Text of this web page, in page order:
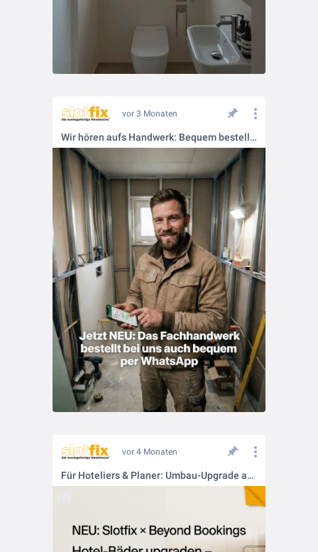
vor 3 Monaten
Wir hören aufs Handwerk: Bequem bestellen per WhatsApp!
vor 4 Monaten
Für Hoteliers & Planer: Umbau-Upgrade aus dem "Nichts" bezahlen!